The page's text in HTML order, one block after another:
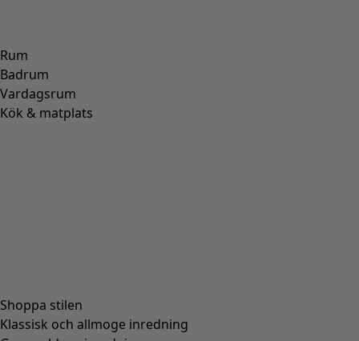
Rum
Badrum
Vardagsrum
Kök & matplats
Shoppa stilen
Klassisk och allmoge inredning